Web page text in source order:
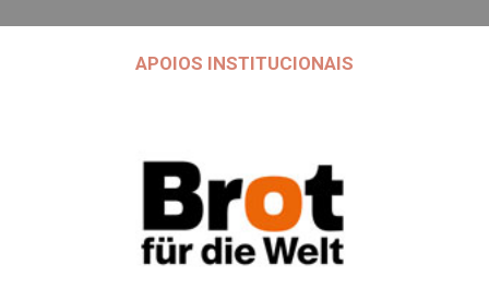
APOIOS INSTITUCIONAIS